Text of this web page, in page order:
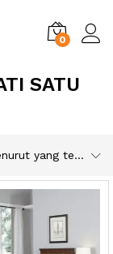
0
SATU
Urutkan menurut yang terbaru